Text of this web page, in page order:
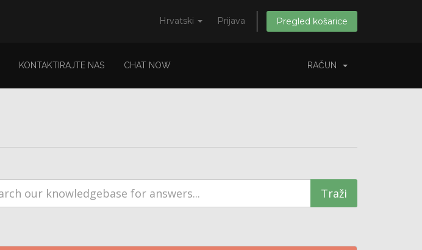
Hrvatski Prijava Pregled košarice
KONTAKTIRAJTE NAS CHAT NOW RAČUN